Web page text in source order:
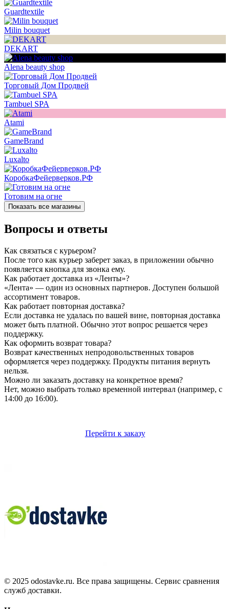
Guardtextile
Milin bouquet
DEKART
Alena beauty shop
Торговый Дом Продвей
Tambuel SPA
Atami
GameBrand
Luxalto
КоробкаФейерверков.РФ
Готовим на огне
Показать все магазины
Вопросы и ответы
Как связаться с курьером?
После того как курьер заберет заказ, в приложении обычно
появляется кнопка для звонка ему.
Как работает доставка из «Ленты»?
«Лента» — один из основных партнеров. Доступен большой
ассортимент товаров.
Как работает повторная доставка?
Если доставка не удалась по вашей вине, повторная доставка
может быть платной. Обычно этот вопрос решается через
поддержку.
Как оформить возврат товара?
Возврат качественных непродовольственных товаров
оформляется через поддержку. Продукты питания вернуть
нельзя.
Можно ли заказать доставку на конкретное время?
Нет, можно выбрать только временной интервал (например, с
14:00 до 16:00).
Перейти к заказу
© 2025 odostavke.ru. Все права защищены. Сервис сравнения
служб доставки.